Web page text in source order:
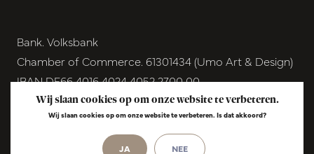
Bank. Volksbank
Chamber of Commerce. 61301434 (Umo Art & Design)
IBAN DE66 4016 4024 4052 2700 00
BIC GENODEM1GRN
VAT NL854291040B01
© Copyright 2026 - Umo Art & Design |
Wij slaan cookies op om onze website te verbeteren.
Wij slaan cookies op om onze website te verbeteren. Is dat akkoord?
JA NEE